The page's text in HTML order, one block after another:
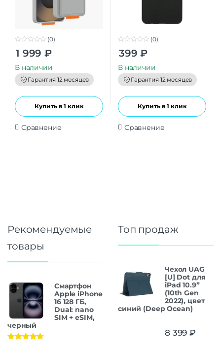
t
o
f
5
(0)
1 999 ₽
В наличии
Гарантия 12 месяцев
Купить в 1 клик
Сравнение
o
t
o
f
5
(0)
399 ₽
В наличии
Гарантия 12 месяцев
Купить в 1 клик
Сравнение
Рекомендуемые
товары
Смартфон
Apple iPhone
16 128 ГБ,
Dual: nano
SIM + eSIM,
черный
Топ продаж
Чехол UAG
[U] Dot для
iPad 10.9”
(10th Gen
2022), цвет
синий (Deep Ocean)
8 399 ₽